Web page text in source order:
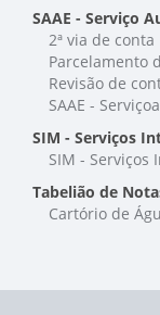
SAAE - Serviço
2ª via de conta
Parcelamento
Revisão de
SAAE -
SIM - Serviços
SIM - Serviços
Tabelião de
Cartório de